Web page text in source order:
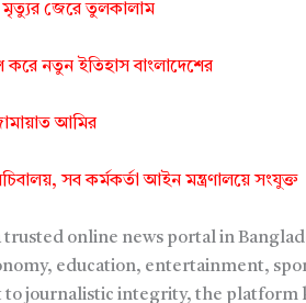
মৃত্যুর জেরে তুলকালাম
করে নতুন ইতিহাস বাংলাদেশের
আমির
সব কর্মকর্তা আইন মন্ত্রণালয়ে সংযুক্ত
trusted online news portal in
education, entertainment,
journalistic integrity, the platform